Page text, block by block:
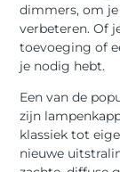
dimmers, om
verbeteren. Of
toevoeging of
je nodig hebt.
Een van de
zijn
klassiek tot
nieuwe